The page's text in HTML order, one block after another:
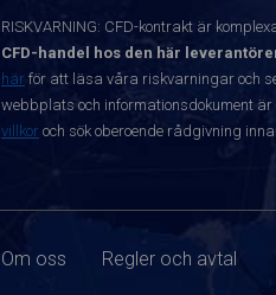
RISKVARNING: CFD-kontrakt är
CFD-handel hos den här
här för att läsa våra riskvarningar och
webbplats och informationsdokument
villkor och sök oberoende rådgivning
Om oss Regler och avtal